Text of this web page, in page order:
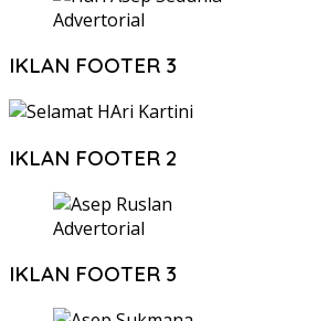
Advertorial
IKLAN FOOTER 3
IKLAN FOOTER 2
Advertorial
IKLAN FOOTER 3